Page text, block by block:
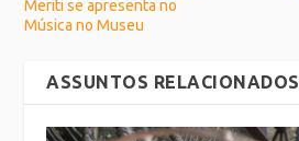
Meriti se apresenta no
Música no Museu
ASSUNTOS RELACIONADOS